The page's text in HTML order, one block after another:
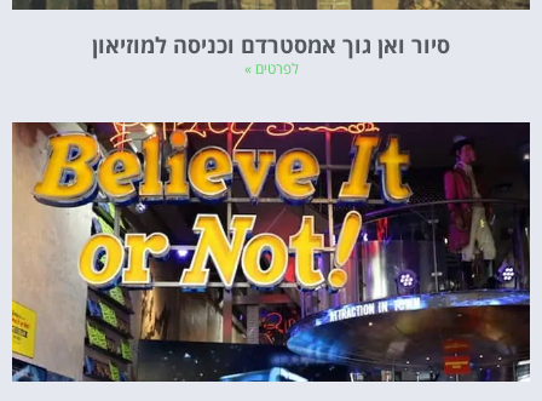
סיור ואן גוך אמסטרדם וכניסה למוזיאון
לפרטים »